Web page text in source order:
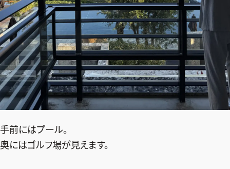
手前にはプール。
奥にはゴルフ場が見えます。